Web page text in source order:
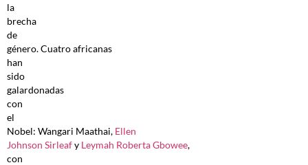
la
brecha
de
género. Cuatro africanas
han
sido
galardonadas
con
el
Nobel: Wangari Maathai, Ellen
Johnson Sirleafy Leymah Roberta Gbowee,
con